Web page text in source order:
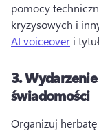
pomocy
AI voiceover i
3.
świadomości
Organizuj